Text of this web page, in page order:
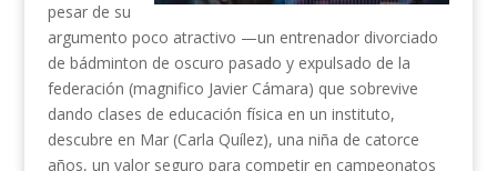
pesar de su
argumento poco atractivo —un entrenador divorciado
de bádminton de oscuro pasado y expulsado de la
federación (magnifico Javier Cámara) que sobrevive
dando clases de educación física en un instituto,
descubre en Mar (Carla Quílez), una niña de catorce
años, un valor seguro para competir en campeonatos